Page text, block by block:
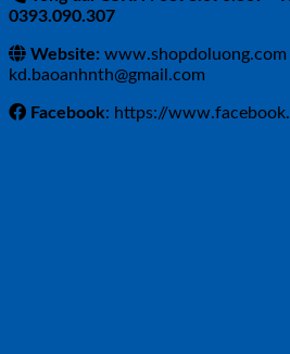
0393.090.307
Website: www.shopdoluong.com
kd.baoanhnth@gmail.com
Facebook: https://